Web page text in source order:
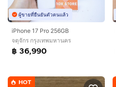
ผู้ขายที่ยืนยันตัวตนแล้ว
iPhone 17 Pro 256GB
จตุจักร กรุงเทพมหานคร
฿ 36,990
HOT